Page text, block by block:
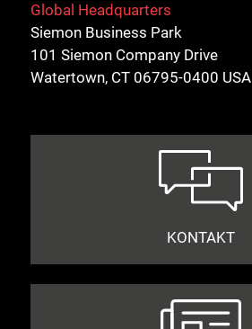
Global Headquarters
Siemon Business Park
101 Siemon Company Drive
Watertown, CT 06795-0400 USA
KONTAKT